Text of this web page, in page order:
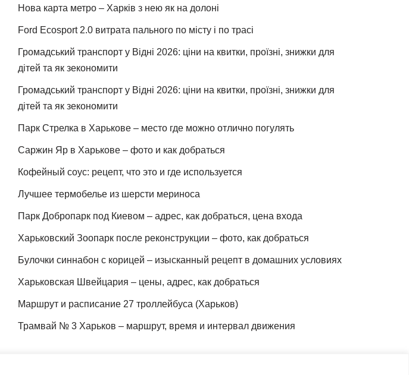
Нова карта метро – Харків з нею як на долоні
Ford Ecosport 2.0 витрата пального по місту і по трасі
Громадський транспорт у Відні 2026: ціни на квитки, проїзні, знижки для
дітей та як зекономити
Громадський транспорт у Відні 2026: ціни на квитки, проїзні, знижки для
дітей та як зекономити
Парк Стрелка в Харькове – место где можно отлично погулять
Саржин Яр в Харькове – фото и как добраться
Кофейный соус: рецепт, что это и где используется
Лучшее термобелье из шерсти мериноса
Парк Добропарк под Киевом – адрес, как добраться, цена входа
Харьковский Зоопарк после реконструкции – фото, как добраться
Булочки синнабон с корицей – изысканный рецепт в домашних условиях
Харьковская Швейцария – цены, адрес, как добраться
Маршрут и расписание 27 троллейбуса (Харьков)
Трамвай № 3 Харьков – маршрут, время и интервал движения